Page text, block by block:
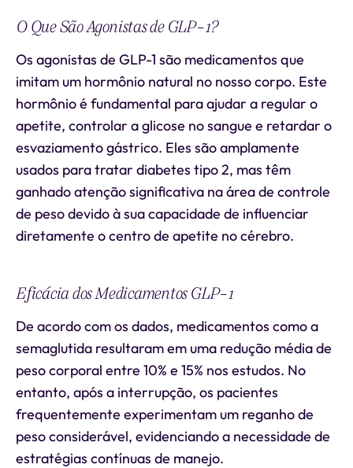
O Que São Agonistas de GLP-1?
Os agonistas de GLP-1 são medicamentos que
imitam um hormônio natural no nosso corpo. Este
hormônio é fundamental para ajudar a regular o
apetite, controlar a glicose no sangue e retardar o
esvaziamento gástrico. Eles são amplamente
usados para tratar diabetes tipo 2, mas têm
ganhado atenção significativa na área de controle
de peso devido à sua capacidade de influenciar
diretamente o centro de apetite no cérebro.
Eficácia dos Medicamentos GLP-1
De acordo com os dados, medicamentos como a
semaglutida resultaram em uma redução média de
peso corporal entre 10% e 15% nos estudos. No
entanto, após a interrupção, os pacientes
frequentemente experimentam um reganho de
peso considerável, evidenciando a necessidade de
estratégias contínuas de manejo.